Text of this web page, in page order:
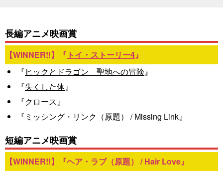
長編アニメ映画賞
『 トイ・ストーリー4』
『ヒックとドラゴン 聖地への冒険』
『失くした体』
『クロース』
『ミッシング・リンク（原題） / Missing Link』
短編アニメ映画賞
『ヘア・ラブ（原題） / Hair Love』